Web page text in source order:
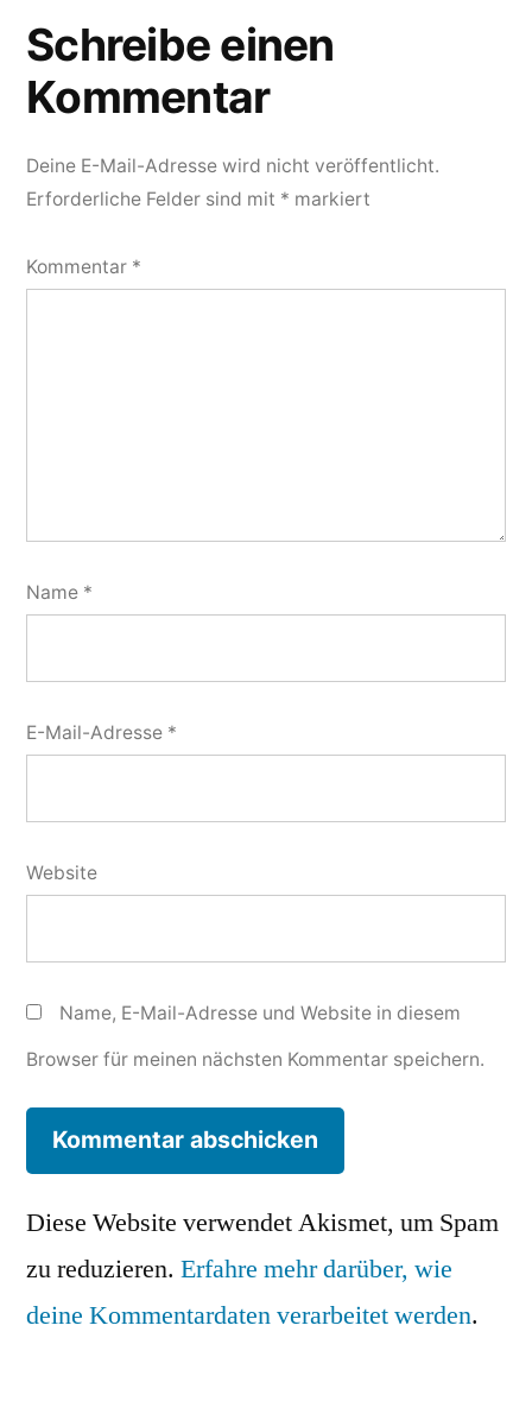
Schreibe einen
Kommentar
Deine E-Mail-Adresse wird nicht veröffentlicht.
Erforderliche Felder sind mit * markiert
Kommentar *
Name *
E-Mail-Adresse *
Website
Name, E-Mail-Adresse und Website in diesem
Browser für meinen nächsten Kommentar speichern.
Diese Website verwendet Akismet, um Spam
zu reduzieren. Erfahre mehr darüber, wie
deine Kommentardaten verarbeitet werden.